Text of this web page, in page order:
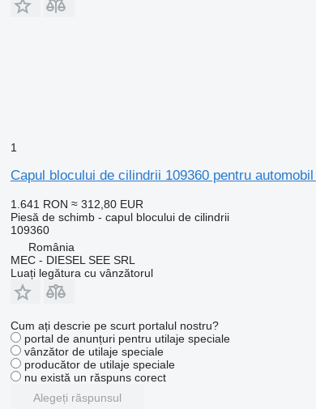
1
Capul blocului de cilindrii 109360 pentru
1.641 RON ≈ 312,80 EUR
Piesă de schimb - capul blocului de cilindrii
109360
România
MEC - DIESEL SEE SRL
Luați legătura cu vânzătorul
Cum ați descrie pe scurt portalul nostru?
portal de anunțuri pentru utilaje speciale
vânzător de utilaje speciale
producător de utilaje speciale
nu există un răspuns corect
Alegeți răspunsul